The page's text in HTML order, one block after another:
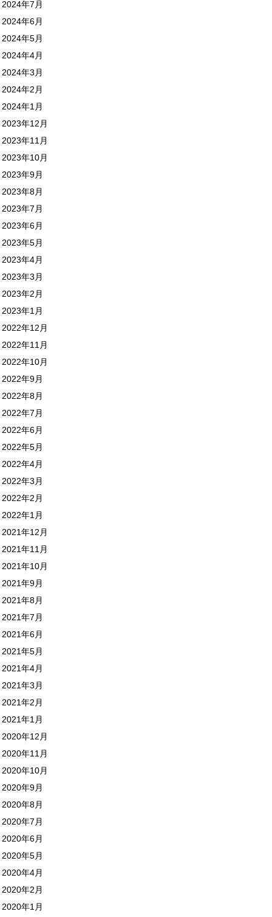
2024年7月
2024年6月
2024年5月
2024年4月
2024年3月
2024年2月
2024年1月
2023年12月
2023年11月
2023年10月
2023年9月
2023年8月
2023年7月
2023年6月
2023年5月
2023年4月
2023年3月
2023年2月
2023年1月
2022年12月
2022年11月
2022年10月
2022年9月
2022年8月
2022年7月
2022年6月
2022年5月
2022年4月
2022年3月
2022年2月
2022年1月
2021年12月
2021年11月
2021年10月
2021年9月
2021年8月
2021年7月
2021年6月
2021年5月
2021年4月
2021年3月
2021年2月
2021年1月
2020年12月
2020年11月
2020年10月
2020年9月
2020年8月
2020年7月
2020年6月
2020年5月
2020年4月
2020年2月
2020年1月